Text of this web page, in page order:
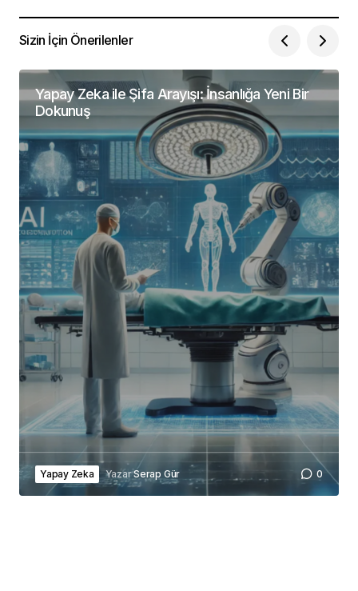
E-Posta*
adım, e-posta adresim ve site adresim bu
tarayıcıya kaydedilsin.
Yorumu Gönder
Sizin İçin Önerilenler
Yapay Zeka ile Şifa Arayışı: İnsanlığa Yeni Bir
Dokunuş
Yapay Zeka YazarSerap Gür 0